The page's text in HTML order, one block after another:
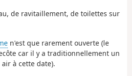
de ravitaillement, de toilettes sur
n'est que rarement ouverte (le
car il y a traditionnellement un
à cette date).